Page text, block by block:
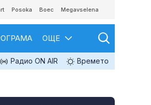
Posoka Boec Megavselena
ОЩЕ
Радио ON AIR Времето